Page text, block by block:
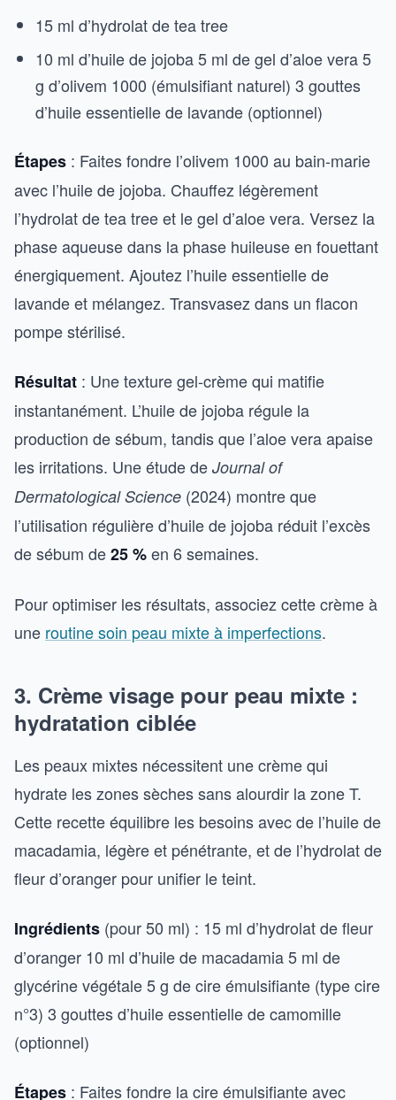
15 ml d’hydrolat de tea tree
10 ml d’huile de jojoba 5 ml de gel d’aloe vera 5
g d’olivem 1000 (émulsifiant naturel) 3 gouttes
d’huile essentielle de lavande (optionnel)
Étapes : Faites fondre l’olivem 1000 au bain-marie
avec l’huile de jojoba. Chauffez légèrement
l’hydrolat de tea tree et le gel d’aloe vera. Versez la
phase aqueuse dans la phase huileuse en fouettant
énergiquement. Ajoutez l’huile essentielle de
lavande et mélangez. Transvasez dans un flacon
pompe stérilisé.
Résultat : Une texture gel-crème qui matifie
instantanément. L’huile de jojoba régule la
production de sébum, tandis que l’aloe vera apaise
les irritations. Une étude de Journal of
Dermatological Science (2024) montre que
l’utilisation régulière d’huile de jojoba réduit l’excès
de sébum de25 %en 6 semaines.
Pour optimiser les résultats, associez cette crème à
une routine soin peau mixte à imperfections.
3. Crème visage pour peau mixte :
hydratation ciblée
Les peaux mixtes nécessitent une crème qui
hydrate les zones sèches sans alourdir la zone T.
Cette recette équilibre les besoins avec de l’huile de
macadamia, légère et pénétrante, et de l’hydrolat de
fleur d’oranger pour unifier le teint.
Ingrédients (pour 50 ml) : 15 ml d’hydrolat de fleur
d’oranger 10 ml d’huile de macadamia 5 ml de
glycérine végétale 5 g de cire émulsifiante (type cire
n°3) 3 gouttes d’huile essentielle de camomille
(optionnel)
Étapes : Faites fondre la cire émulsifiante avec